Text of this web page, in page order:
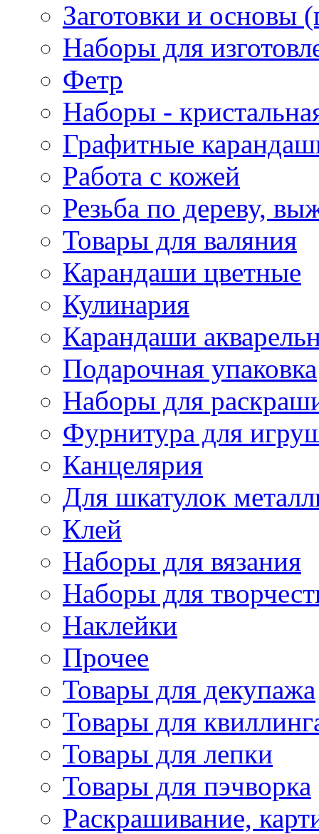
Заготовки и основы
Наборы для
Фетр
Наборы -
Графитные
Работа с кожей
Резьба по дереву,
Товары для валяния
Карандаши цветные
Кулинария
Карандаши
Подарочная упаковка
Наборы для
Фурнитура для
Канцелярия
Для шкатулок
Клей
Наборы для вязания
Наборы для
Наклейки
Прочее
Товары для декупажа
Товары для
Товары для лепки
Товары для пэчворка
Раскрашивание,